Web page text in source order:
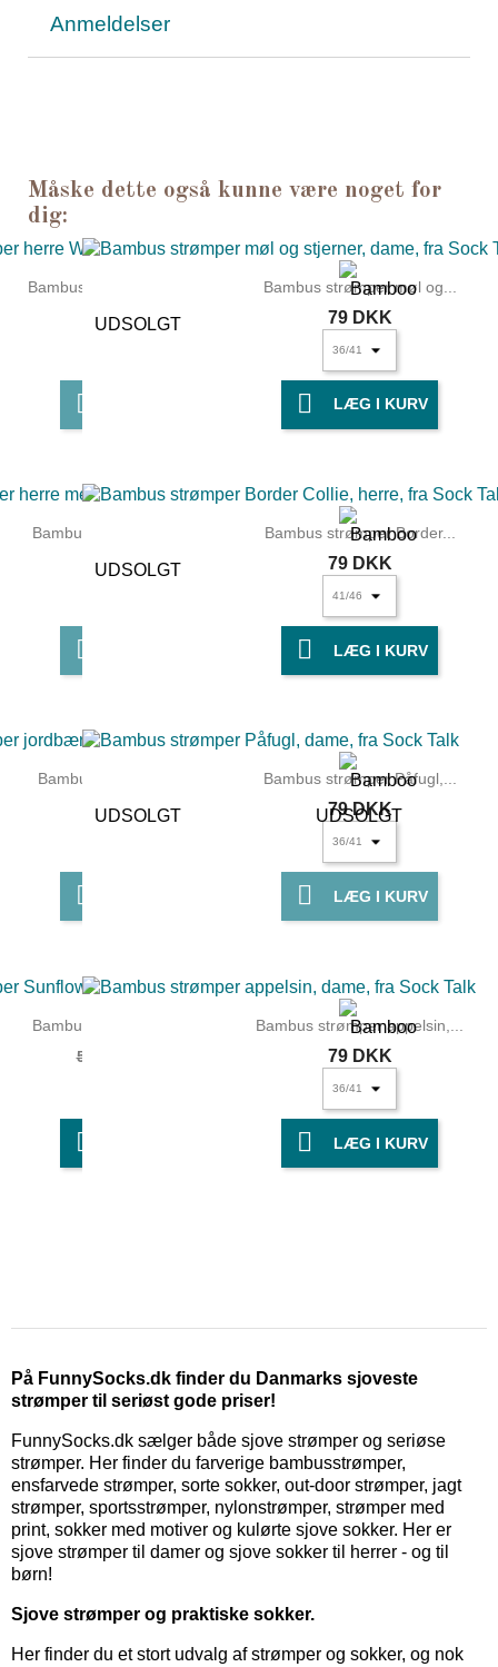
Anmeldelser
Måske dette også kunne være noget for
dig:
Bambus strømper herre Westie
79 DKK

UDSOLGT
Bambus strømper møl og...
79 DKK
 LÆG I KURV
Bambusstrømper herre med...
79 DKK

UDSOLGT
Bambus strømper Border...
79 DKK
 LÆG I KURV
Bambus strømper jordbær,...
79 DKK

UDSOLGT
Bambus strømper Påfugl,...
79 DKK
 LÆG I KURV
UDSOLGT
Bambus strømper Sunflower...
59 DKK

Bambus strømper appelsin,...
79 DKK
 LÆG I KURV
På FunnySocks.dk finder du Danmarks sjoveste
strømper til seriøst gode priser!
FunnySocks.dk sælger både sjove strømper og seriøse
strømper. Her finder du farverige bambusstrømper,
ensfarvede strømper, sorte sokker, out-door strømper, jagt
strømper, sportsstrømper, nylonstrømper, strømper med
print, sokker med motiver og kulørte sjove sokker. Her er
sjove strømper til damer og sjove sokker til herrer - og til
børn!
Sjove strømper og praktiske sokker.
Her finder du et stort udvalg af strømper og sokker, og nok